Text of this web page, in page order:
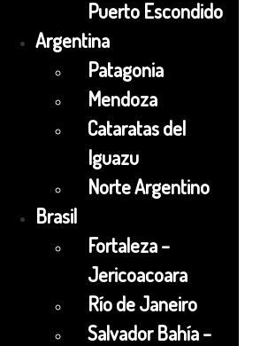
Puerto Escondido
Argentina
Patagonia
Mendoza
Cataratas del
Iguazu
Norte Argentino
Brasil
Fortaleza –
Jericoacoara
Río de Janeiro
Salvador Bahía –